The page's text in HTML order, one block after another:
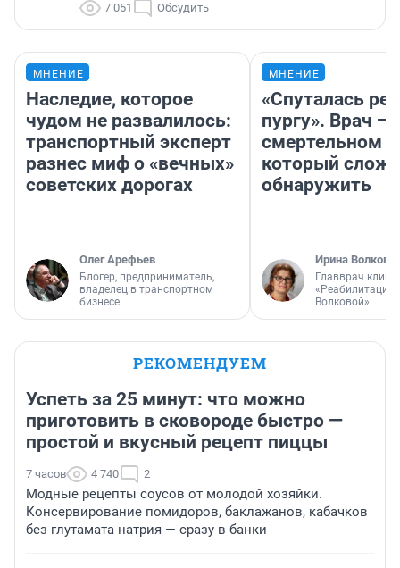
7 051 Обсудить
МНЕНИЕ
Наследие, которое
чудом не развалилось:
транспортный эксперт
разнес миф о «вечных»
советских дорогах
Олег Арефьев
Блогер, предприниматель,
владелец в транспортном
бизнесе
МНЕНИЕ
«Спуталась
пургу». Врач —
смертельном
который
обнаружить
Ирина Волкова
Главврач
«Реабилитация
Волковой»
РЕКОМЕНДУЕМ
Успеть за 25 минут: что можно
приготовить в сковороде быстро —
простой и вкусный рецепт пиццы
7 часов 4 740 2
Модные рецепты соусов от молодой хозяйки.
Консервирование помидоров, баклажанов, кабачков
без глутамата натрия — сразу в банки